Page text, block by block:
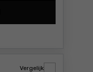
VDF 100mm PRO
Vergelijk